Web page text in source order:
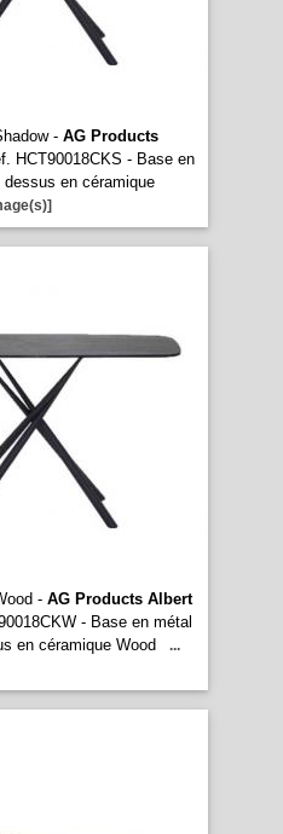
- AG Products
HCT90018CKS - Base en
en céramique
- AG Products Albert
- Base en métal
en céramique Wood
...